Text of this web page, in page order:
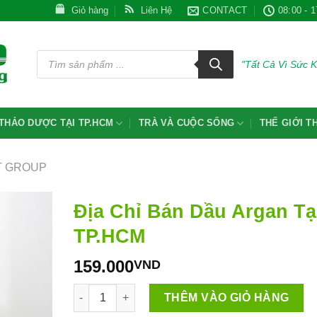
Giỏ hàng Liên Hệ CONTACT 08:00 -
Tìm
kiếm
phẩm
"Tất Cả Vì Sức
DƯỢC TẠI TP.HCM TRÀ VÀ CUỘC SỐNG THẾ GIỚI
GROUP
Địa Chỉ Bán Dầu Argan
TP.HCM
159.000VND
Địa Chỉ Bán Dầu Argan Tại TP.HCM số lượng
THÊM VÀO GIỎ HÀNG